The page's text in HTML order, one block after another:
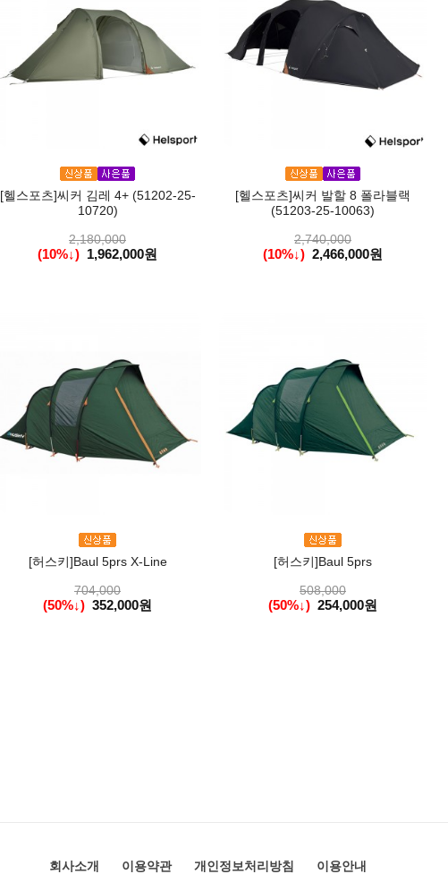
[헬스포츠]씨커 김레 4+ (51202-25-
10720)
2,180,000
(10%↓) 1,962,000원
[헬스포츠]씨커 발할 8 폴라블랙
(51203-25-10063)
2,740,000
(10%↓) 2,466,000원
[허스키]Baul 5prs X-Line
704,000
(50%↓) 352,000원
[허스키]Baul 5prs
508,000
(50%↓) 254,000원
회사소개 이용약관 개인정보처리방침 이용안내